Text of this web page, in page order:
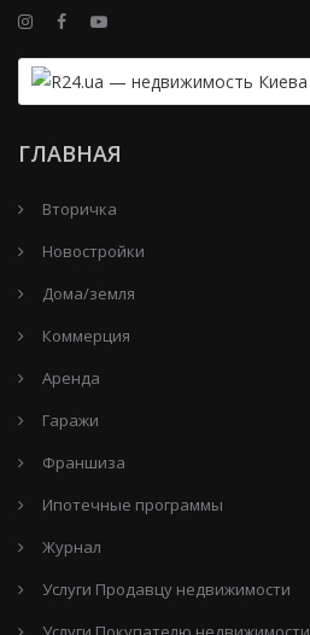
ГЛАВНАЯ
Вторичка
Новостройки
Дома/земля
Коммерция
Аренда
Гаражи
Франшиза
Ипотечные программы
Журнал
Услуги Продавцу недвижимости